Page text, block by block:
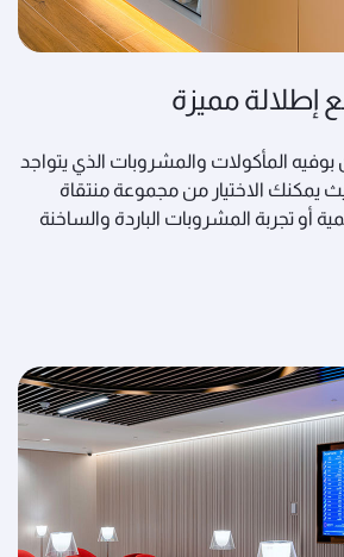
إطلالة مميزة
المأكولات والمشروبات الذي يتواجد
يمكنك الاختيار من مجموعة منتقاة
أو تجربة المشروبات الباردة والساخنة